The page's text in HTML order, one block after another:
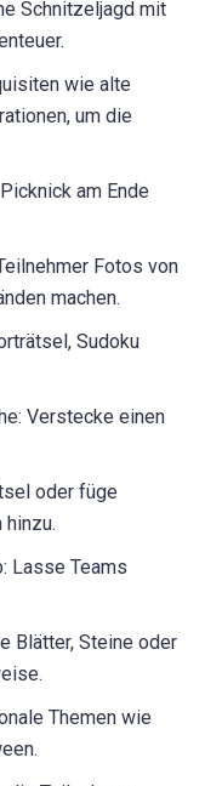
Schnitzeljagd mit
wie alte
um die
am Ende
Fotos von
machen.
Sudoku
Verstecke einen
oder füge
Lasse Teams
Blätter, Steine oder
Themen wie